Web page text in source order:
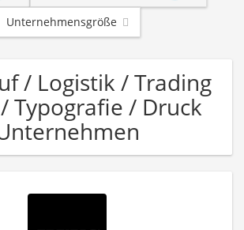
Unternehmensgröße
/ Logistik / Trading
Typografie / Druck